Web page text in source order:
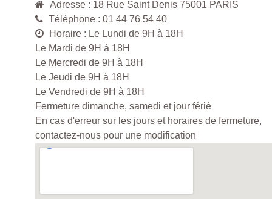
Adresse : 18 Rue Saint Denis 75001 PARIS
Téléphone : 01 44 76 54 40
Horaire : Le Lundi de 9H à 18H
Le Mardi de 9H à 18H
Le Mercredi de 9H à 18H
Le Jeudi de 9H à 18H
Le Vendredi de 9H à 18H
Fermeture dimanche, samedi et jour férié
En cas d'erreur sur les jours et horaires de fermeture,
contactez-nous pour une modification